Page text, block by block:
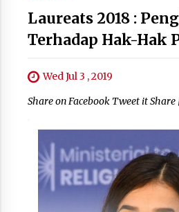
Laureats 2018 :
Terhadap Hak-Hak
Wed Jul 3 , 2019
Share on Facebook Tweet it Share